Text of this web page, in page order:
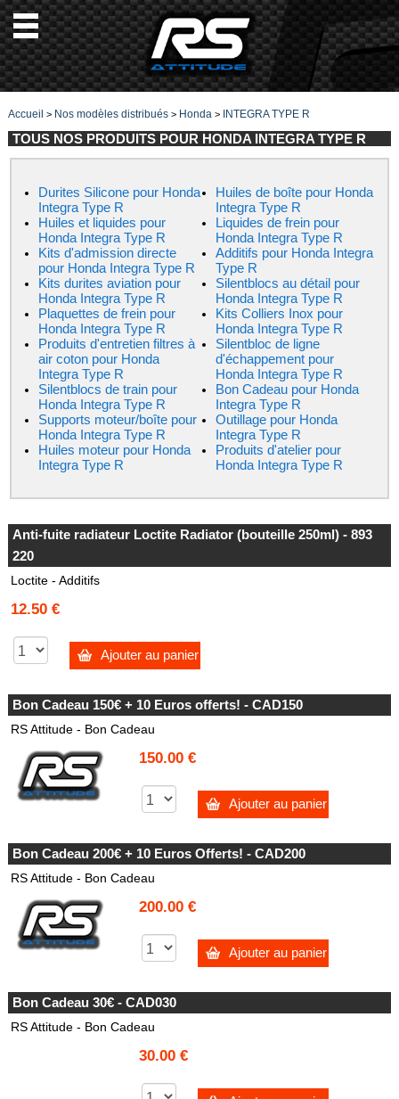
Accueil > Nos modèles distribués> Honda > INTEGRA TYPE R
TOUS NOS PRODUITS POUR HONDA INTEGRA TYPE R
Durites Silicone pour Honda
Integra Type R
Huiles et liquides pour
Honda Integra Type R
Kits d'admission directe
pour Honda Integra Type R
Kits durites aviation pour
Honda Integra Type R
Plaquettes de frein pour
Honda Integra Type R
Produits d'entretien filtres à
air coton pour Honda
Integra Type R
Silentblocs de train pour
Honda Integra Type R
Supports moteur/boîte pour
Honda Integra Type R
Huiles moteur pour Honda
Integra Type R
Huiles de boîte pour Honda
Integra Type R
Liquides de frein pour
Honda Integra Type R
Additifs pour Honda Integra
Type R
Silentblocs au détail pour
Honda Integra Type R
Kits Colliers Inox pour
Honda Integra Type R
Silentbloc de ligne
d'échappement pour
Honda Integra Type R
Bon Cadeau pour Honda
Integra Type R
Outillage pour Honda
Integra Type R
Produits d'atelier pour
Honda Integra Type R
Anti-fuite radiateur Loctite Radiator (bouteille 250ml) - 893
220
Loctite - Additifs
12.50 €
Ajouter au panier
Bon Cadeau 150€ + 10 Euros offerts! - CAD150
RS Attitude - Bon Cadeau
150.00 €
Ajouter au panier
Bon Cadeau 200€ + 10 Euros Offerts! - CAD200
RS Attitude - Bon Cadeau
200.00 €
Ajouter au panier
Bon Cadeau 30€ - CAD030
RS Attitude - Bon Cadeau
30.00 €